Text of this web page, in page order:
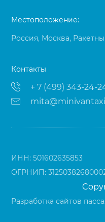
Местоположение:
Россия, Москва,
Контакты
+ 7 (499) 343-24-
ИНН: 501602635853
ОГРНИП:
Разработка сайтов